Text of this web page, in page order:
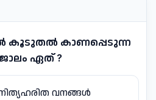
കൂടുതൽ കാണപ്പെടുന്ന
ഏത് ?
വനങ്ങൾ